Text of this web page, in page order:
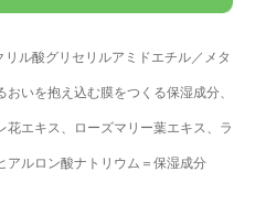
ル酸グリセリルアミドエチル／メタ
いを抱え込む膜をつくる保湿成分、
エキス、ローズマリー葉エキス、ラ
アルロン酸ナトリウム＝保湿成分